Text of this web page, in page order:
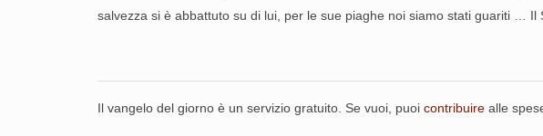
salvezza si è abbattuto su di lui, per le sue piaghe noi siamo stati guariti … Il
Il vangelo del giorno è un servizio gratuito. Se vuoi, puoi contribuire alle